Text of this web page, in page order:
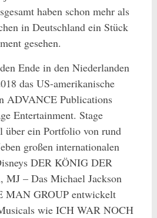
haben schon mehr als
in Deutschland ein Stück
gesehen.
Ende in den Niederlanden
das US-amerikanische
ADVANCE Publications
Entertainment. Stage
über ein Portfolio von rund
großen internationalen
DER KÖNIG DER
– Das Michael Jackson
MAN GROUP entwickelt
wie ICH WAR NOCH